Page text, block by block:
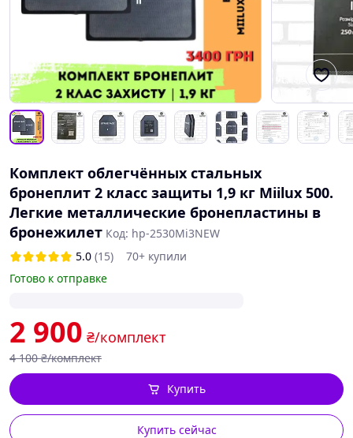
Комплект облегчённых стальных
бронеплит 2 класс защиты 1,9 кг Miilux 500.
Легкие металлические бронепластины в
бронежилет Код: hp-2530Mi3NEW
5.0 (15)
70+ купили
Готово к отправке
2 900 ₴/комплект
4 100 ₴/комплект
Купить сейчас
Купить